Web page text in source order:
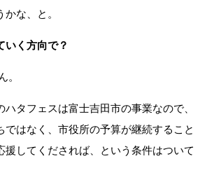
な、と。
いく方向で？
。
ハタフェスは富士吉田市の事業なので、
ではなく、市役所の予算が継続すること
援してくだされば、という条件はついて